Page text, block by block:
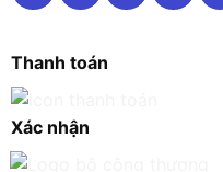
Thanh toán
Xác nhận